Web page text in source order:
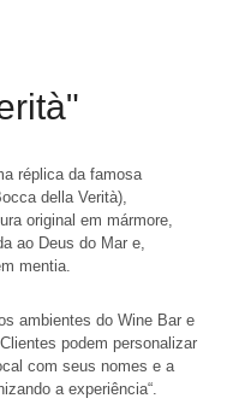
réplica da famosa
della Verità),
original em mármore,
ao Deus do Mar e,
mentia
ambientes do Wine Bar e
Clientes podem personalizar
com seus nomes e a
a experiência“.